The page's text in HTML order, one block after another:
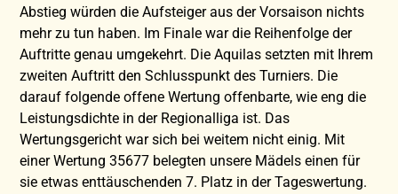
Abstieg würden die Aufsteiger aus der Vorsaison nichts
mehr zu tun haben. Im Finale war die Reihenfolge der
Auftritte genau umgekehrt. Die Aquilas setzten mit Ihrem
zweiten Auftritt den Schlusspunkt des Turniers. Die
darauf folgende offene Wertung offenbarte, wie eng die
Leistungsdichte in der Regionalliga ist. Das
Wertungsgericht war sich bei weitem nicht einig. Mit
einer Wertung 35677 belegten unsere Mädels einen für
sie etwas enttäuschenden 7. Platz in der Tageswertung.